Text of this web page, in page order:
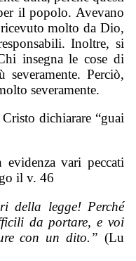
il popolo. Avevano
molto da Dio,
Inoltre, si
insegna le cose di
Perciò,
severamente.
dichiarare “guai
vari peccati
il v. 46
della legge! Perché
da portare, e voi
con un dito.” (Lu